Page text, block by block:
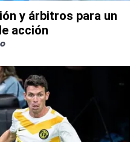
y árbitros para un
acción